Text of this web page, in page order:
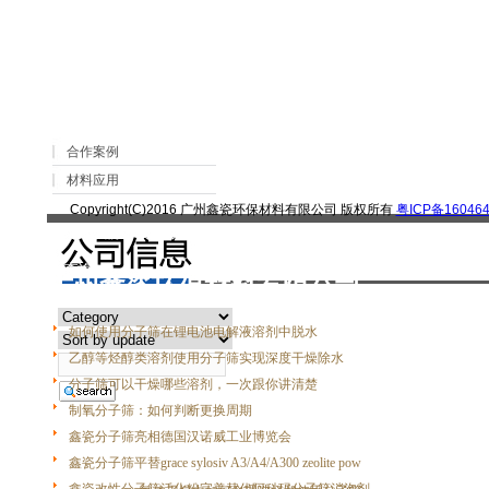
合作案例
材料应用
查询
Copyright(C)2016 广州鑫瓷环保材料有限公司 版权所有 粤ICP备
联系我们
广州鑫瓷环保材料有限公司
如何使用分子筛在锂电池电解液溶剂中脱水
乙醇等烃醇类溶剂使用分子筛实现深度干燥除水
分子筛可以干燥哪些溶剂，一次跟你讲清楚
制氧分子筛：如何判断更换周期
鑫瓷分子筛亮相德国汉诺威工业博览会
鑫瓷分子筛平替grace sylosiv A3/A4/A300 zeolite pow